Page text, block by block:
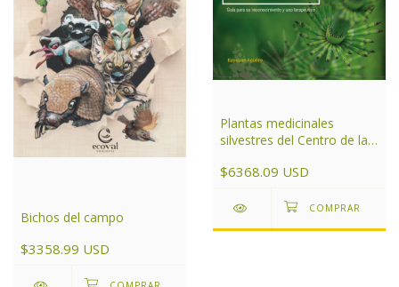
Bichos del campo
$3358.99 USD
Plantas medicinales
silvestres del Centro de la
$6368.09 USD